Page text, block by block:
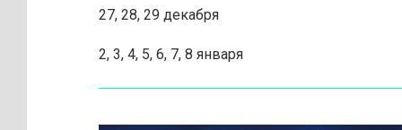
27, 28, 29 декабря
2, 3, 4, 5, 6, 7, 8 января